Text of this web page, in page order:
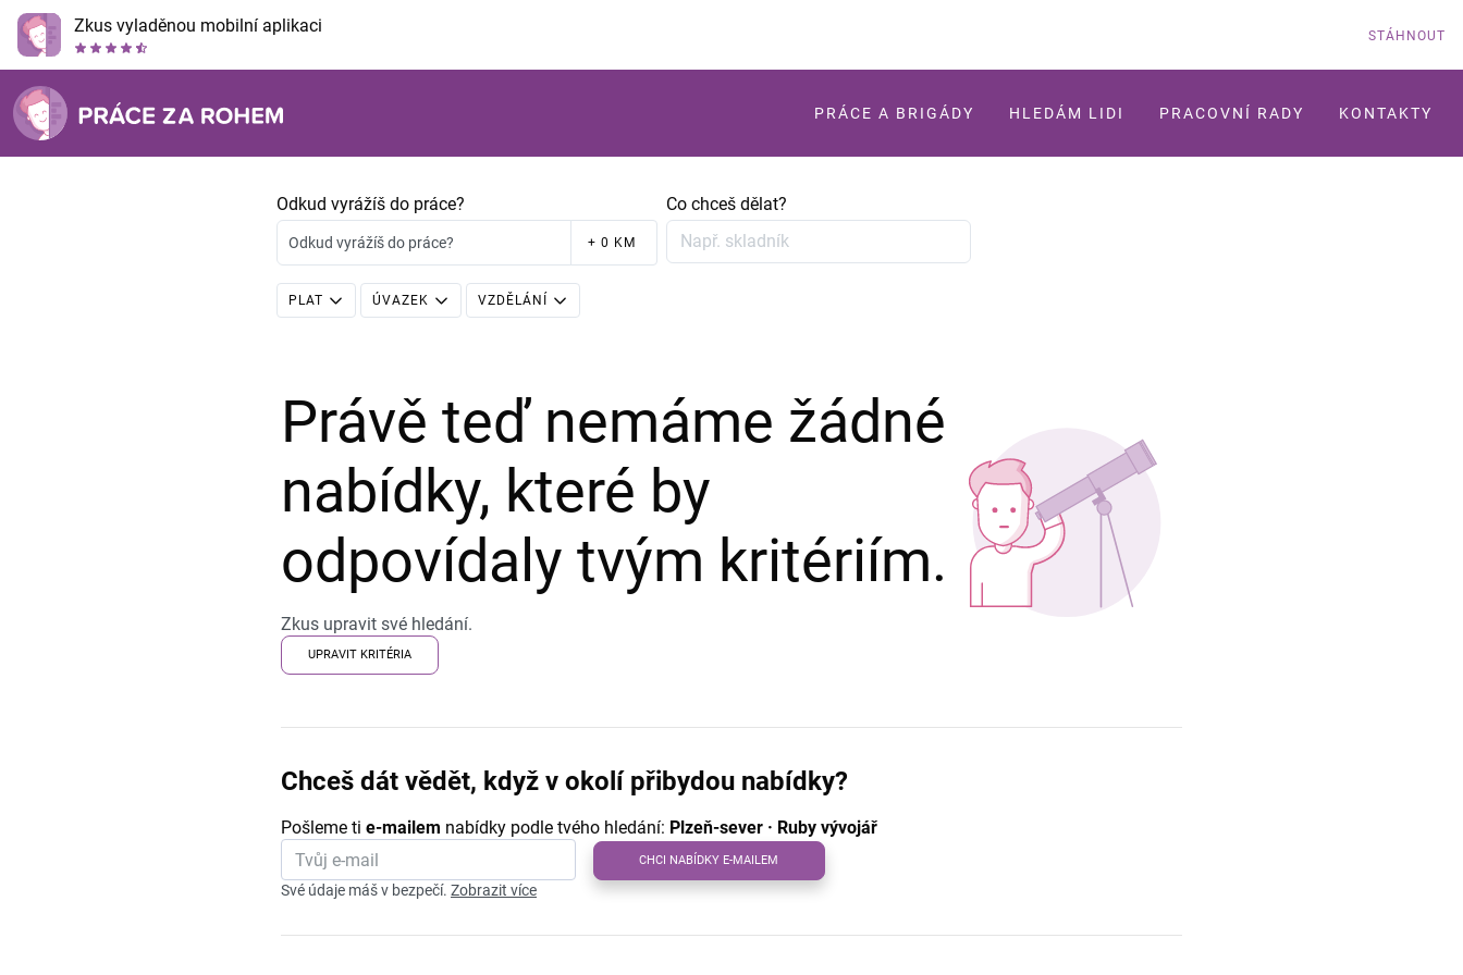
Zkus vyladěnou mobilní aplikaci STÁHNOUT
PRÁCE A BRIGÁDY HLEDÁM LIDI PRACOVNÍ RADY KONTAKTY
Odkud vyrážíš do práce?
Odkud vyrážíš do práce? + 0 KM
Co chceš dělat?
PLAT ÚVAZEK VZDĚLÁNÍ
Právě teď nemáme žádné
nabídky, které by
odpovídaly tvým kritériím.
Zkus upravit své hledání.
UPRAVIT KRITÉRIA
Chceš dát vědět, když v okolí přibydou nabídky?
Pošleme ti e-mailem nabídky podle tvého hledání: Plzeň-sever · Ruby vývojář
CHCI NABÍDKY E-MAILEM
Své údaje máš v bezpečí. Zobrazit více